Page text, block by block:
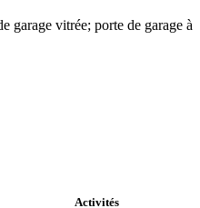
garage vitrée; porte de garage à
Activités